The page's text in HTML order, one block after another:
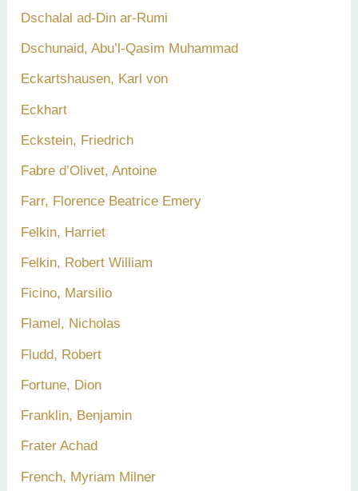
Dschalal ad-Din ar-Rumi
Dschunaid, Abu’l-Qasim Muhammad
Eckartshausen, Karl von
Eckhart
Eckstein, Friedrich
Fabre d’Olivet, Antoine
Farr, Florence Beatrice Emery
Felkin, Harriet
Felkin, Robert William
Ficino, Marsilio
Flamel, Nicholas
Fludd, Robert
Fortune, Dion
Franklin, Benjamin
Frater Achad
French, Myriam Milner